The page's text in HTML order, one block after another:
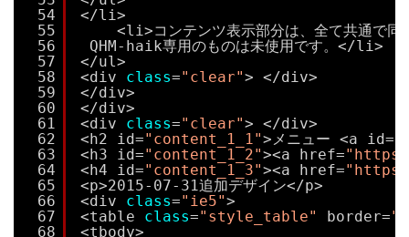
54
55
56
57
58
59
60
61
62
63
64
65
66
67
68
</li>
<li>コンテンツ表示部分は、全て共通で
QHM-haik専用のものは未使用です。</li>
</ul>
<div class="clear"> </div>
</div>
</div>
<div class="clear"> </div>
<h2 id="content_1_1">メニュー <a id=
<h3 id="content_1_2"><a href=
<h4 id="content_1_3"><a href=
<p>2015-07-31追加デザイン</p>
<div class="ie5">
<table class="style_table" border=
<tbody>